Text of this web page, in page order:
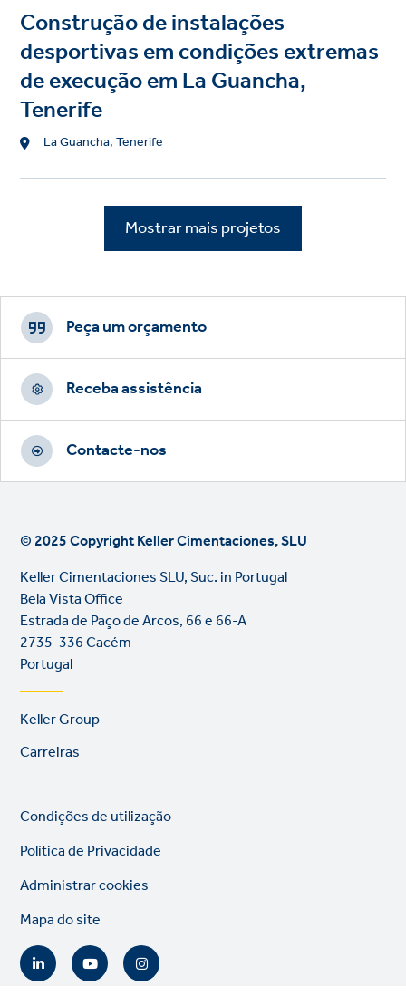
Construção de instalações
desportivas em condições extremas
de execução em La Guancha,
Tenerife
Location
La Guancha, Tenerife
Mostrar mais projetos
Footer
CTAs
Peça um orçamento
Receba assistência
Contacte-nos
© 2025 Copyright Keller Cimentaciones, SLU
Keller Cimentaciones SLU, Suc. in Portugal
Bela Vista Office
Estrada de Paço de Arcos, 66 e 66-A
2735-336 Cacém
Portugal
Footer
Keller Group
Carreiras
Legal
links
Condições de utilização
Política de Privacidade
Administrar cookies
Mapa do site